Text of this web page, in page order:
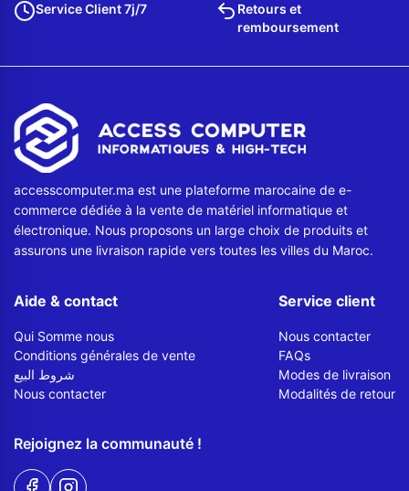
Service Client 7j/7
Retours et
remboursement
accesscomputer.ma est une plateforme marocaine de e-
commerce dédiée à la vente de matériel informatique et
électronique. Nous proposons un large choix de produits et
assurons une livraison rapide vers toutes les villes du Maroc.
Aide & contact
Qui Somme nous
Conditions générales de vente
شروط البيع
Nous contacter
Service client
Nous contacter
FAQs
Modes de livraison
Modalités de retour
Rejoignez la communauté !